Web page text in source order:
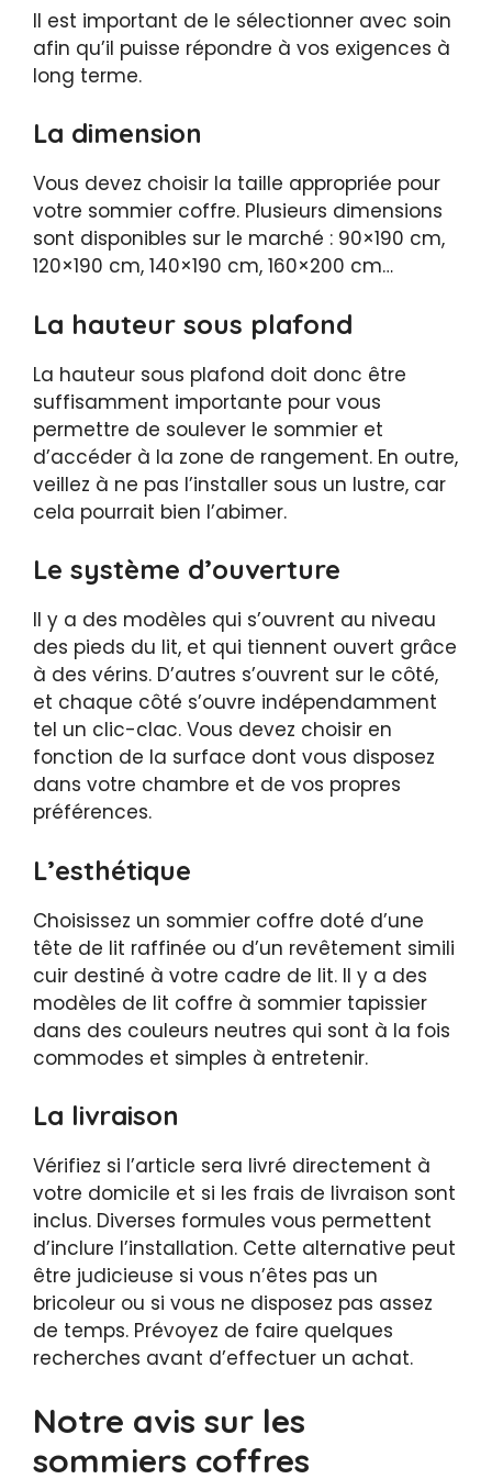
Il est important de le sélectionner avec soin
afin qu’il puisse répondre à vos exigences à
long terme.
La dimension
Vous devez choisir la taille appropriée pour
votre sommier coffre. Plusieurs dimensions
sont disponibles sur le marché : 90×190 cm,
120×190 cm, 140×190 cm, 160×200 cm…
La hauteur sous plafond
La hauteur sous plafond doit donc être
suffisamment importante pour vous
permettre de soulever le sommier et
d’accéder à la zone de rangement. En outre,
veillez à ne pas l’installer sous un lustre, car
cela pourrait bien l’abimer.
Le système d’ouverture
Il y a des modèles qui s’ouvrent au niveau
des pieds du lit, et qui tiennent ouvert grâce
à des vérins. D’autres s’ouvrent sur le côté,
et chaque côté s’ouvre indépendamment
tel un clic-clac. Vous devez choisir en
fonction de la surface dont vous disposez
dans votre chambre et de vos propres
préférences.
L’esthétique
Choisissez un sommier coffre doté d’une
tête de lit raffinée ou d’un revêtement simili
cuir destiné à votre cadre de lit. Il y a des
modèles de lit coffre à sommier tapissier
dans des couleurs neutres qui sont à la fois
commodes et simples à entretenir.
La livraison
Vérifiez si l’article sera livré directement à
votre domicile et si les frais de livraison sont
inclus. Diverses formules vous permettent
d’inclure l’installation. Cette alternative peut
être judicieuse si vous n’êtes pas un
bricoleur ou si vous ne disposez pas assez
de temps. Prévoyez de faire quelques
recherches avant d’effectuer un achat.
Notre avis sur les
sommiers coffres